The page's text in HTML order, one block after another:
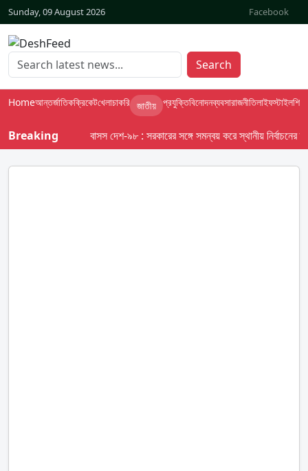
Sunday, 09 August 2026 Facebook
Search
Homeআন্তর্জাতিকক্রিকেটখেলাচাকরি জাতীয় প্রযুক্তিবিনোদনব্যবসারাজনীতিলাইফস্টাইলশিক্ষা
Breaking বাসস দেশ-৯৮ : সরকারের সঙ্গে সমন্বয় করে স্থানীয় নির্বাচনের